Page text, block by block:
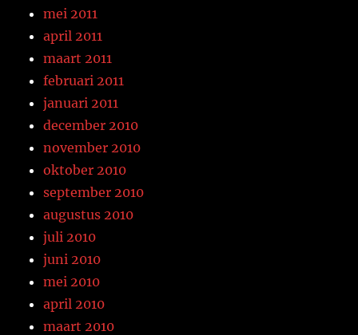
mei 2011
april 2011
maart 2011
februari 2011
januari 2011
december 2010
november 2010
oktober 2010
september 2010
augustus 2010
juli 2010
juni 2010
mei 2010
april 2010
maart 2010